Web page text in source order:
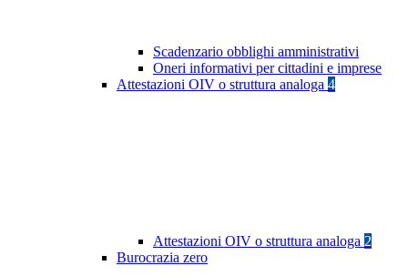
Scadenzario obblighi amministrativi
Oneri informativi per cittadini e imprese
Attestazioni OIV o struttura analoga 4
Attestazioni OIV o struttura analoga 2
Burocrazia zero